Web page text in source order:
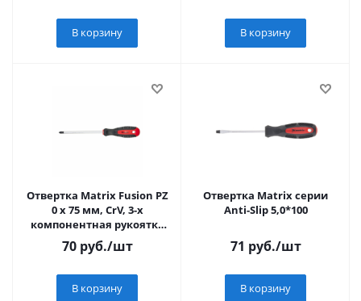
В корзину В корзину
Отвертка Matrix Fusion PZ
0 x 75 мм, CrV, 3-х
компонентная рукоятка
anti slip
70руб./шт
В корзину
Отвертка Matrix серии
Anti-Slip 5,0*100
71 руб./шт
В корзину